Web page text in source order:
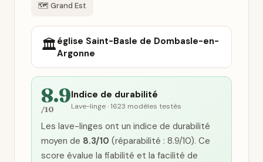
🗺️ Grand Est
🏛️église Saint-Basle de Dombasle-en-
Argonne
8.9
/10
Indice de durabilité
Lave-linge · 1623 modèles testés
Les lave-linges ont un indice de durabilité
moyen de 8.3/10 (réparabilité : 8.9/10). Ce
score évalue la fiabilité et la facilité de